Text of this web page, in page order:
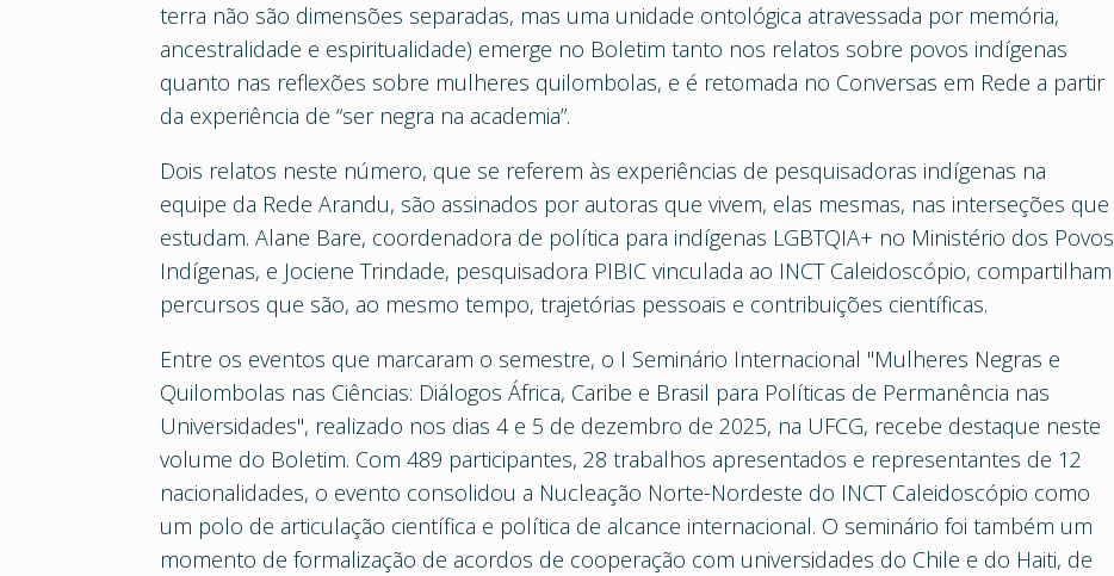
terra não são dimensões separadas, mas uma unidade ontológica atravessada por memória,
ancestralidade e espiritualidade) emerge no Boletim tanto nos relatos sobre povos indígenas
quanto nas reflexões sobre mulheres quilombolas, e é retomada no Conversas em Rede a partir
da experiência de “ser negra na academia”.
Dois relatos neste número, que se referem às experiências de pesquisadoras indígenas na
equipe da Rede Arandu, são assinados por autoras que vivem, elas mesmas, nas interseções que
estudam. Alane Bare, coordenadora de política para indígenas LGBTQIA+ no Ministério dos Povos
Indígenas, e Jociene Trindade, pesquisadora PIBIC vinculada ao INCT Caleidoscópio, compartilham
percursos que são, ao mesmo tempo, trajetórias pessoais e contribuições científicas.
Entre os eventos que marcaram o semestre, o I Seminário Internacional "Mulheres Negras e
Quilombolas nas Ciências: Diálogos África, Caribe e Brasil para Políticas de Permanência nas
Universidades", realizado nos dias 4 e 5 de dezembro de 2025, na UFCG, recebe destaque neste
volume do Boletim. Com 489 participantes, 28 trabalhos apresentados e representantes de 12
nacionalidades, o evento consolidou a Nucleação Norte-Nordeste do INCT Caleidoscópio como
um polo de articulação científica e política de alcance internacional. O seminário foi também um
momento de formalização de acordos de cooperação com universidades do Chile e do Haiti, de